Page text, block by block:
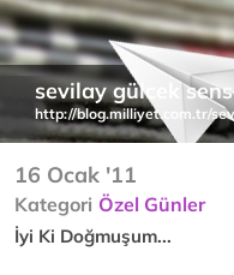
sevilay gülcek
http://blog.milliyet.com.tr/
16 Ocak '11
Kategori Özel Günler
İyi Ki Doğmuşum...